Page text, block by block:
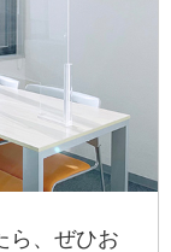
ら、ぜひお